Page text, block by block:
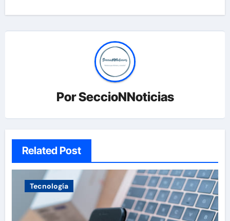
PorSeccioNNoticias
Related Post
Tecnología